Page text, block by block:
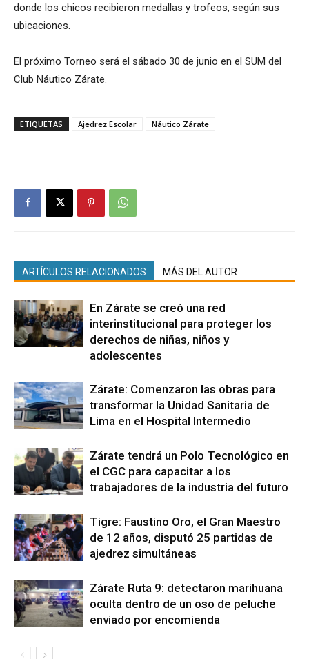
donde los chicos recibieron medallas y trofeos, según sus
ubicaciones.
El próximo Torneo será el sábado 30 de junio en el SUM del
Club Náutico Zárate.
ETIQUETAS Ajedrez Escolar Náutico Zárate
ARTÍCULOS RELACIONADOS MÁS DEL AUTOR
En Zárate se creó una red
interinstitucional para proteger los
derechos de niñas, niños y
adolescentes
Zárate: Comenzaron las obras para
transformar la Unidad Sanitaria de
Lima en el Hospital Intermedio
Zárate tendrá un Polo Tecnológico en
el CGC para capacitar a los
trabajadores de la industria del futuro
Tigre: Faustino Oro, el Gran Maestro
de 12 años, disputó 25 partidas de
ajedrez simultáneas
Zárate Ruta 9: detectaron marihuana
oculta dentro de un oso de peluche
enviado por encomienda